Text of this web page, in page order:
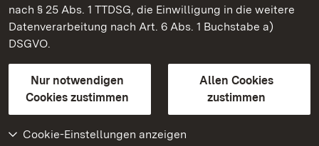
nach § 25 Abs. 1 TTDSG, die Einwilligung in die weitere
Datenverarbeitung nach Art. 6 Abs. 1 Buchstabe a)
DSGVO.
Nur notwendigen
Cookies zustimmen
Allen Cookies
zustimmen
Cookie-Einstellungen anzeigen
Staatliche Schlösser und Gärten Baden-Württemberg
Kontakt
GebärdenspracheLeichte Sprache
Erklärung zur Barrierefreiheit
BITV-konform (geprüfte Seiten)
Weiteres